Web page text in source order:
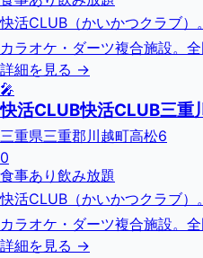
快活CLUB（かいかつクラブ）
カラオケ・ダーツ複合施設。
詳細を見る →
🎤
快活CLUB快活CLUB三重
三重県三重郡川越町高松6
0
食事あり 飲み放題
快活CLUB（かいかつクラブ）
カラオケ・ダーツ複合施設。
詳細を見る →